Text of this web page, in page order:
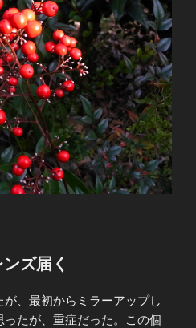
ズ届く
、最初からミラーアップし
たが、重症だった。この個